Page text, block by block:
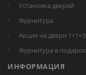
Установка дверей
Фурнитура
Акция на двери 1+1=3
Фурнитура в подарок
ИНФОРМАЦИЯ